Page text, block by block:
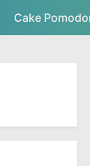
Cake